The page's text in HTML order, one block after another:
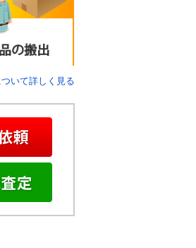
いて詳しく見る